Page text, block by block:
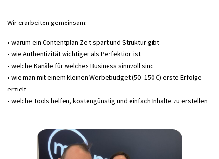
Wir erarbeiten gemeinsam:
• warum ein Contentplan Zeit spart und Struktur gibt
• wie Authentizität wichtiger als Perfektion ist
• welche Kanäle für welches Business sinnvoll sind
• wie man mit einem kleinen Werbebudget (50–150 €) erste Erfolge
erzielt
• welche Tools helfen, kostengünstig und einfach Inhalte zu erstellen